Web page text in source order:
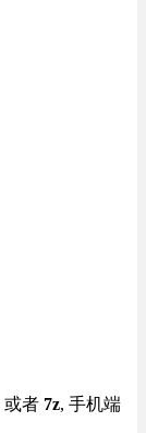
或者 7z, 手机端